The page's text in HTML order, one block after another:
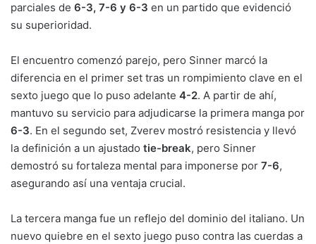
parciales de 6-3, 7-6 y 6-3 en un partido que evidenció
su superioridad.
El encuentro comenzó parejo, pero Sinner marcó la
diferencia en el primer set tras un rompimiento clave en el
sexto juego que lo puso adelante 4-2. A partir de ahí,
mantuvo su servicio para adjudicarse la primera manga por
6-3. En el segundo set, Zverev mostró resistencia y llevó
la definición a un ajustado tie-break, pero Sinner
demostró su fortaleza mental para imponerse por 7-6,
asegurando así una ventaja crucial.
La tercera manga fue un reflejo del dominio del italiano. Un
nuevo quiebre en el sexto juego puso contra las cuerdas a